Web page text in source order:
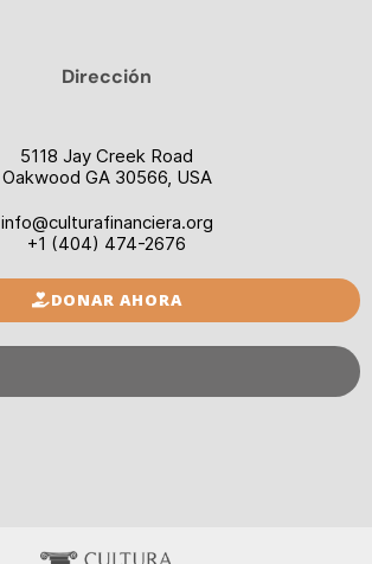
Dirección
5118 Jay Creek Road
Oakwood GA 30566, USA
info@culturafinanciera.org
+1 (404) 474-2676
DONAR AHORA